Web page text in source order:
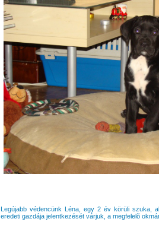
Legújabb védencünk Léna, egy 2 év körüli szuka,
eredeti gazdája jelentkezését várjuk, a megfelelõ